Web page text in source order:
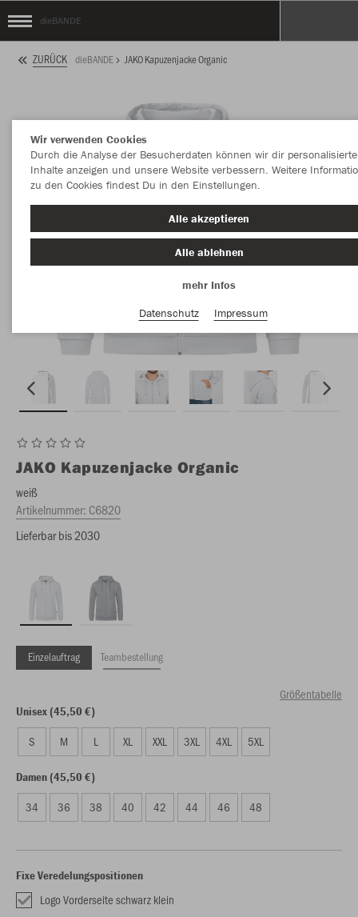
dieBANDE
ZURÜCK dieBANDE JAKO Kapuzenjacke Organic
JAKO Kapuzenjacke Organic
weiß
Artikelnummer: C6820
Lieferbar bis 2030
Einzelauftrag Teambestellung
Größentabelle
Unisex (45,50 €)
S M L XL XXL 3XL 4XL 5XL
Damen (45,50 €)
34 36 38 40 42 44 46 48
Fixe Veredelungspositionen
Logo Vorderseite schwarz klein
Wir verwenden Cookies
Durch die Analyse der Besucherdaten können wir dir personalisierte
Inhalte anzeigen und unsere Website verbessern. Weitere
zu den Cookies findest Du in den Einstellungen.
Alle akzeptieren
Alle ablehnen
mehr Infos
Datenschutz
Impressum